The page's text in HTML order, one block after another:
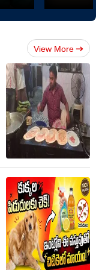
View More